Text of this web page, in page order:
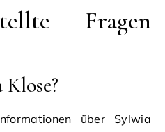
Fragen
über Sylwia